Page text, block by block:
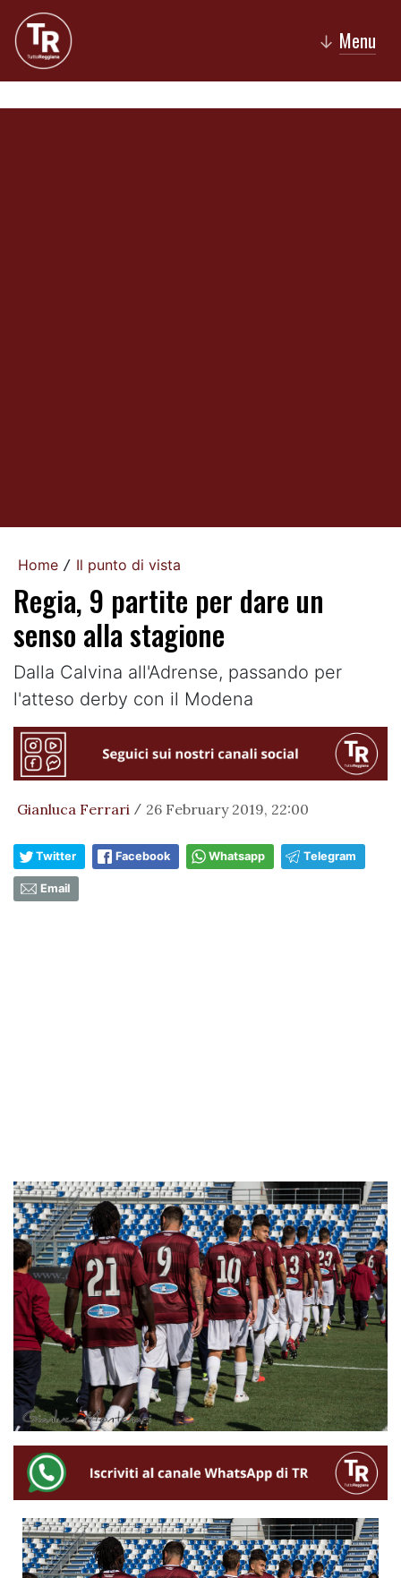
↓ Menu
Home / Il punto di vista
Regia, 9 partite per dare un
senso alla stagione
Dalla Calvina all'Adrense, passando per
l'atteso derby con il Modena
Gianluca Ferrari / 26 February 2019, 22:00
Twitter Facebook Whatsapp Telegram
Email